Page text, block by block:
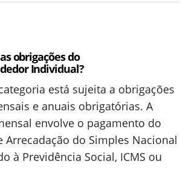
obrigações do
Individual?
está sujeita a obrigações
e anuais obrigatórias. A
envolve o pagamento do
Arrecadação do Simples Nacional
à Previdência Social, ICMS ou